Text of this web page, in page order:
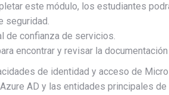
este módulo, los estudiantes
seguridad.
de confianza de servicios.
encontrar y revisar la
de identidad y acceso de
AD y las entidades principales